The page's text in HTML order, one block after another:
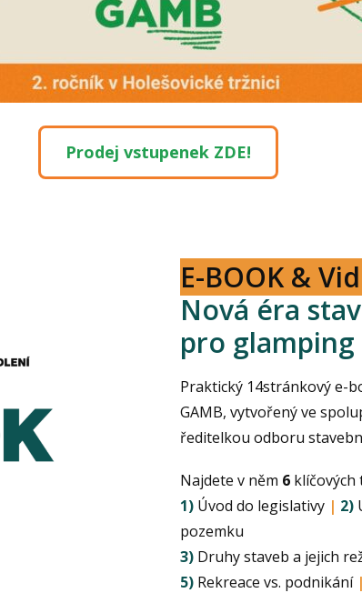
Prodej vstupenek ZDE!
E-BOOK &
Nová éra
pro
Praktický 14stránkový e-
GAMB, vytvořený ve
ředitelkou odboru
Najdete v něm 6
1) Úvod do legislativy | 2)
pozemku
3) Druhy staveb a jejich
5) Rekreace vs. podnikání